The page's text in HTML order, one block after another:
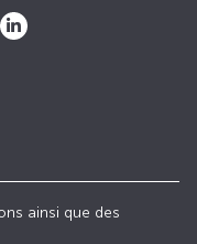
ainsi que des